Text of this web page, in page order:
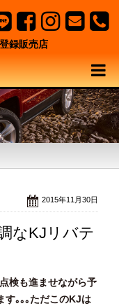
録販売店
2015年11月30日
なKJリバテ
検も進ませながら予
す｡｡｡ただこのKJは